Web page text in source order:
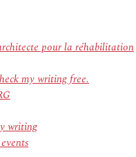
pour la réhabilitation
my writing free.
writing